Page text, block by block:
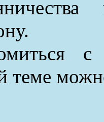
теме